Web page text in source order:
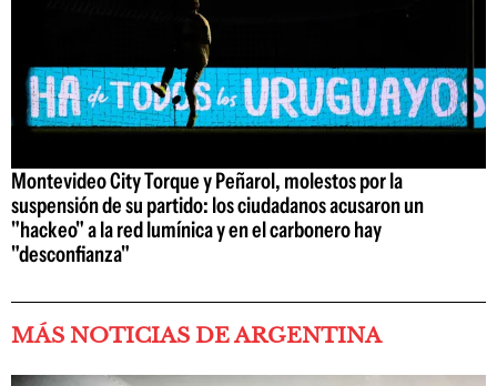
Montevideo City Torque y Peñarol, molestos por la
suspensión de su partido: los ciudadanos acusaron un
"hackeo" a la red lumínica y en el carbonero hay
"desconfianza"
MÁS NOTICIAS DE ARGENTINA